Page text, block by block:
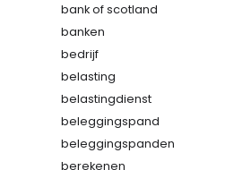
bank of scotland
banken
bedrijf
belasting
belastingdienst
beleggingspand
beleggingspanden
berekenen